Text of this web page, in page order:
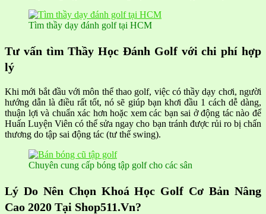
Tìm thầy dạy đánh golf tại HCM
Tư vấn tìm Thầy Học Đánh Golf với chi phí hợp
lý
Khi mới bắt đầu với môn thể thao golf, việc có thầy dạy chơi, người
hướng dẫn là điều rất tốt, nó sẽ giúp bạn khơi đầu 1 cách dễ dàng,
thuận lợi và chuẩn xác hơn hoặc xem các bạn sai ở động tác nào để
Huấn Luyện Viên có thể sửa ngay cho bạn tránh được rủi ro bị chấn
thương do tập sai động tác (tư thế swing).
Chuyên cung cấp bóng tập golf cho các sân
Lý Do Nên Chọn Khoá Học Golf Cơ Bản Nâng
Cao 2020 Tại Shop511.Vn?